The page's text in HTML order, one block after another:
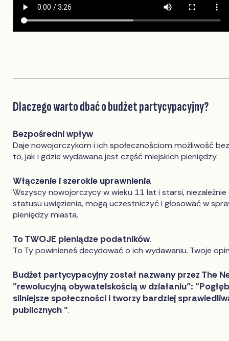
Dlaczego warto dbać o budżet partycypacyjny?
Bezpośredni wpływ
Daje nowojorczykom i ich społecznościom możliwość
to, jak i gdzie wydawana jest część miejskich pieniędzy.
Włączenie i szerokie uprawnienia
Wszyscy nowojorczycy w wieku 11 lat i starsi,
statusu uwięzienia, mogą uczestniczyć i głosować w
pieniędzy miasta.
To TWOJE pieniądze podatników.
To Ty powinieneś decydować o ich wydawaniu. Twoje
Budżet partycypacyjny został nazwany przez The
"rewolucyjną obywatelskością w działaniu":
silniejsze społeczności i tworzy bardziej
publicznych ".